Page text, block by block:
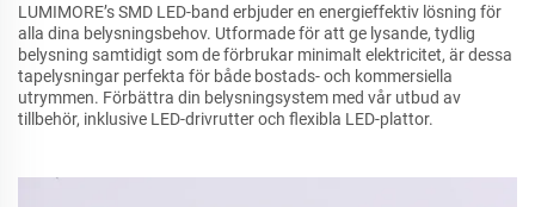
LUMIMORE’s SMD LED-band erbjuder en energieffektiv lösning för
alla dina belysningsbehov. Utformade för att ge lysande, tydlig
belysning samtidigt som de förbrukar minimalt elektricitet, är dessa
tapelysningar perfekta för både bostads- och kommersiella
utrymmen. Förbättra din belysningsystem med vår utbud av
tillbehör, inklusive LED-drivrutter och flexibla LED-plattor.